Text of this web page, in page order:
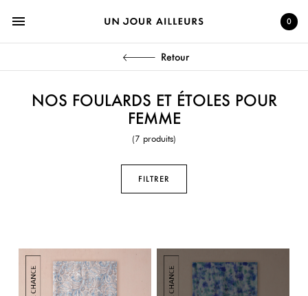
menu 0
Retour
NOS FOULARDS ET ÉTOLES POUR
FEMME
(7 produits)
FILTRER